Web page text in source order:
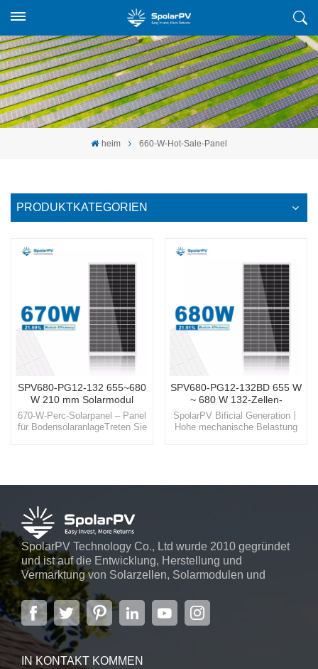
heim 660-W-Hot-Sale-Panel
PRODUKTKATEGORIEN
SPV680-PG12-132 655~680
W 210 mm Solarmodul
670-W-Perc-Solarpanel – Panel
für BodensolaranlageTreten Sie
Welt bieten.
SPV680-PG12-132BD 655 W
~ 680 W 132-Zellen-
Solarpanel
SpolarPV Bificial Generation丨
Hohe mechanische Belastung
fortschrittlicher und nachhaltiger
SpolarPV Technology Co., Ltd wurde 2010 gegründet
und ist auf die Entwicklung, Herstellung und
Vermarktung von Solarzellen, Solarmodulen und
Solarstromsystemen spezialisiert. Das Unternehmen
mit Sitz in der Hauptstadt der Provinz Jiangsu,
Nanjing, erstreckt sich über 6.000 m² und verfügt über
fortschrittliche automatische ...
IN KONTAKT KOMMEN